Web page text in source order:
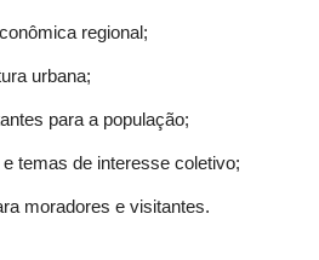
regional;
urbana;
para a população;
temas de interesse coletivo;
moradores e visitantes.